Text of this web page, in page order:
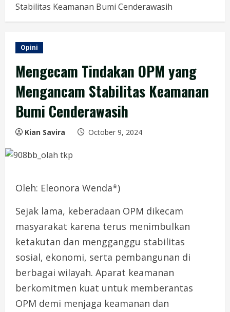
Stabilitas Keamanan Bumi Cenderawasih
Opini
Mengecam Tindakan OPM yang
Mengancam Stabilitas Keamanan
Bumi Cenderawasih
Kian Savira October 9, 2024
Oleh: Eleonora Wenda*)
Sejak lama, keberadaan OPM dikecam
masyarakat karena terus menimbulkan
ketakutan dan mengganggu stabilitas
sosial, ekonomi, serta pembangunan di
berbagai wilayah. Aparat keamanan
berkomitmen kuat untuk memberantas
OPM demi menjaga keamanan dan